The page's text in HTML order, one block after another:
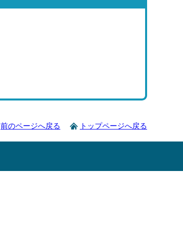
前のページへ戻る トップページへ戻る